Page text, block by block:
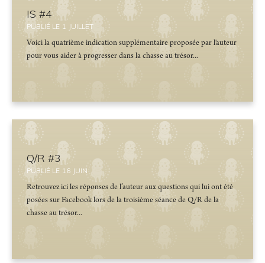
IS #4
PUBLIÉ LE 1 JUILLET
Voici la quatrième indication supplémentaire proposée par l'auteur
pour vous aider à progresser dans la chasse au trésor...
Q/R #3
PUBLIÉ LE 16 JUIN
Retrouvez ici les réponses de l’auteur aux questions qui lui ont été
posées sur Facebook lors de la troisième séance de Q/R de la
chasse au trésor...